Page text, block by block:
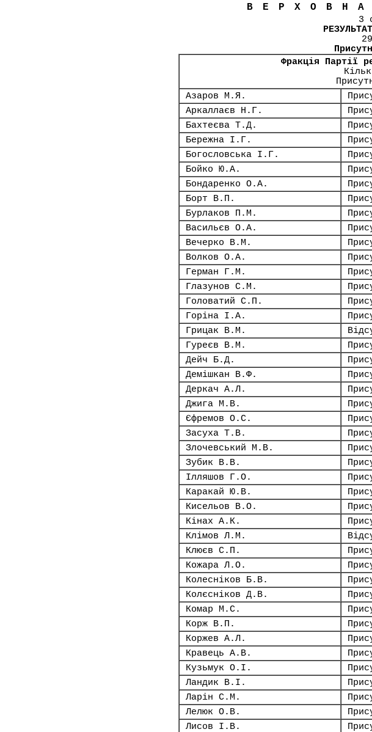
3
Фракція Партії
Азаров М.Я.
Аркаллаєв Н.Г.
Бахтеєва Т.Д.
Бережна І.Г.
Богословська І.Г.
Бойко Ю.А.
Бондаренко О.А.
Борт В.П.
Бурлаков П.М.
Васильєв О.А.
Вечерко В.М.
Волков О.А.
Герман Г.М.
Глазунов С.М.
Головатий С.П.
Горіна І.А.
Грицак В.М.
Гуреєв В.М.
Дейч Б.Д.
Демішкан В.Ф.
Деркач А.Л.
Джига М.В.
Єфремов О.С.
Засуха Т.В.
Злочевський М.В.
Зубик В.В.
Ілляшов Г.О.
Каракай Ю.В.
Кисельов В.О.
Кінах А.К.
Клімов Л.М.
Клюєв С.П.
Кожара Л.О.
Колесніков Б.В.
Колєсніков Д.В.
Комар М.С.
Корж В.П.
Коржев А.Л.
Кравець А.В.
Кузьмук О.І.
Ландик В.І.
Ларін С.М.
Лелюк О.В.
Лисов І.В.